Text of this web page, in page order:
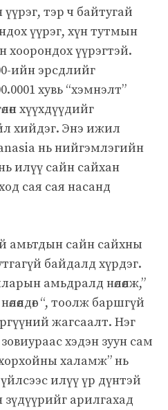
тэр ч байтугай
үүрэг, хүн тутмын
хоорондох үүрэгтэй.
ийн эрсдлийг
хувь “хэмнэлт”
хүүхдүүдийг
хийдэг. Энэ ижил
нь нийгэмлэгийн
илүү сайн сайхан
сая сая насанд
амьтдын сайн сайхны
байдалд хүрдэг.
амьдралд нөлөөлж,”
“, тоолж баршгүй
жагсаалт. Нэг
хэдэн зуун сам
халамж” нь
үйлсээс илүү үр дүнтэй
арилгахад